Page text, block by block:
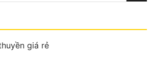
giá rẻ